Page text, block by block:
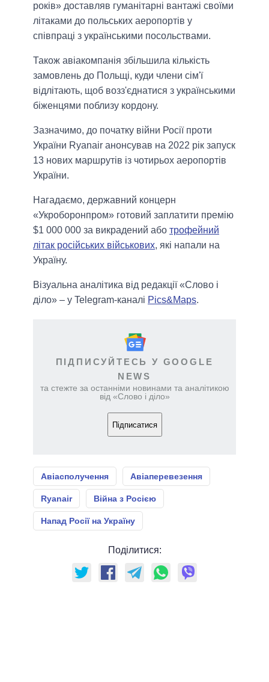
років» доставляв гуманітарні вантажі своїми
літаками до польських аеропортів у
співпраці з українськими посольствами.
Також авіакомпанія збільшила кількість
замовлень до Польщі, куди члени сім'ї
відлітають, щоб возз'єднатися з українськими
біженцями поблизу кордону.
Зазначимо, до початку війни Росії проти
України Ryanair анонсував на 2022 рік запуск
13 нових маршрутів із чотирьох аеропортів
України.
Нагадаємо, державний концерн
«Укроборонпром» готовий заплатити премію
$1 000 000 за викрадений або трофейний
літак російських військових, які напали на
Україну.
Візуальна аналітика від редакції «Слово і
діло» – у Telegram-каналі Pics&Maps.
ПІДПИСУЙТЕСЬ У GOOGLE
NEWS
та стежте за останніми новинами та аналітикою
від «Слово і діло»
Підписатися
Авіасполучення Авіаперевезення
Ryanair Війна з Росією
Напад Росії на Україну
Поділитися: